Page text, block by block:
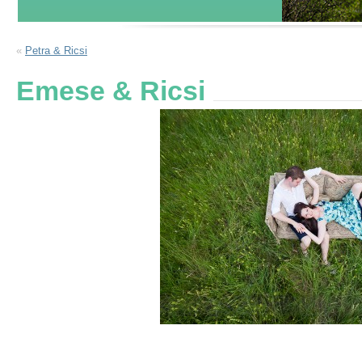
« Petra & Ricsi
Emese & Ricsi